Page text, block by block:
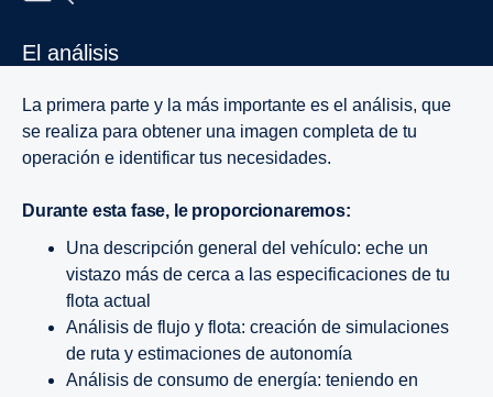
El análisis
La primera parte y la más importante es el análisis, que
se realiza para obtener una imagen completa de tu
operación e identificar tus necesidades.
Durante esta fase, le proporcionaremos:
Una descripción general del vehículo: eche un
vistazo más de cerca a las especificaciones de tu
flota actual
Análisis de flujo y flota: creación de simulaciones
de ruta y estimaciones de autonomía
Análisis de consumo de energía: teniendo en